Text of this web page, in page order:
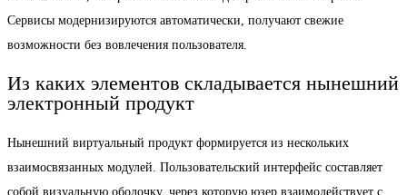
Сервисы модернизируются автоматически, получают свежие
возможности без вовлечения пользователя.
Из каких элементов складывается нынешний
электронный продукт
Нынешний виртуальный продукт формируется из нескольких
взаимосвязанных модулей. Пользовательский интерфейс составляет
собой визуальную оболочку, через которую юзер взаимодействует с